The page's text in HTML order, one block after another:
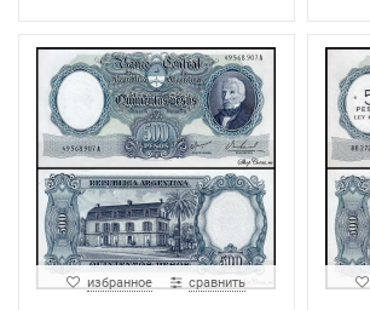
избранное сравнить